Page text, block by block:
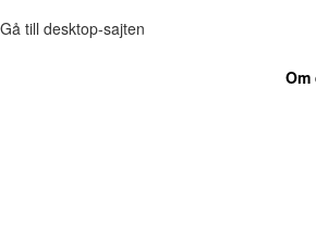
Gå till desktop-sajten